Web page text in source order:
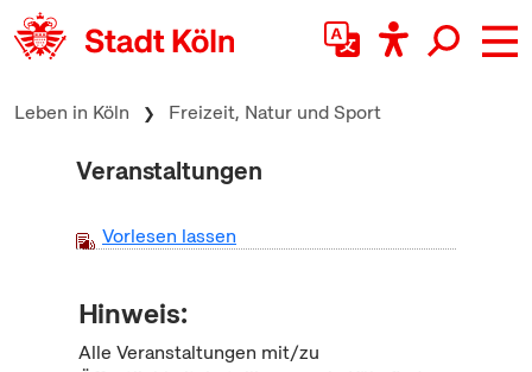
zum Inhalt springen
Leben in Köln Freizeit, Natur und Sport
Veranstaltungen
Vorlesen lassen
Hinweis:
Alle Veranstaltungen mit/zu